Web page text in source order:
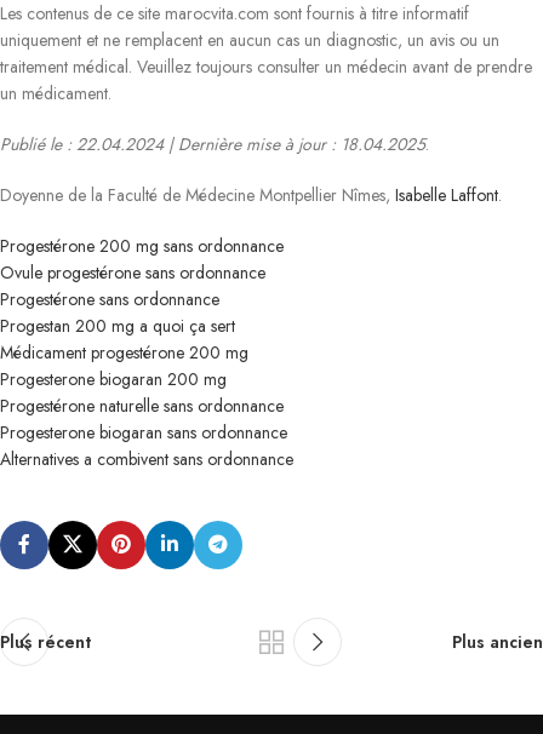
Les contenus de ce site marocvita.com sont fournis à titre informatif
uniquement et ne remplacent en aucun cas un diagnostic, un avis ou un
traitement médical. Veuillez toujours consulter un médecin avant de prendre
un médicament.
Publié le : 22.04.2024 | Dernière mise à jour : 18.04.2025.
Doyenne de la Faculté de Médecine Montpellier Nîmes, Isabelle Laffont.
Progestérone 200 mg sans ordonnance
Ovule progestérone sans ordonnance
Progestérone sans ordonnance
Progestan 200 mg a quoi ça sert
Médicament progestérone 200 mg
Progesterone biogaran 200 mg
Progestérone naturelle sans ordonnance
Progesterone biogaran sans ordonnance
Alternatives a combivent sans ordonnance
Plus récent Plus ancien